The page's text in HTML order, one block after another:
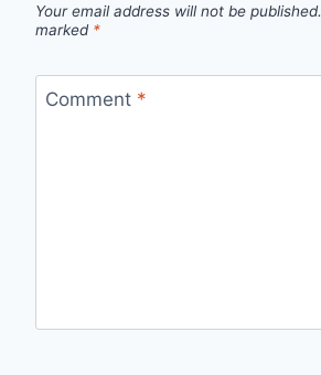
Your email address will not be published.
marked *
Comment *